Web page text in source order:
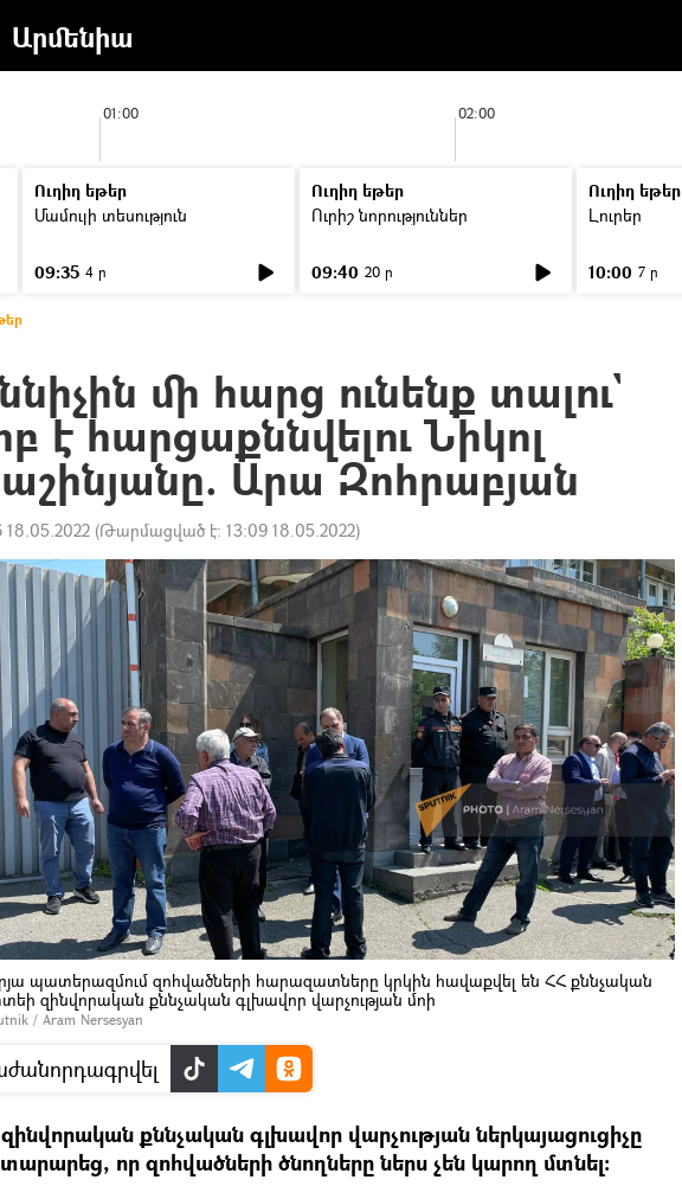
Արմենիա
01:00 02:00
Ուղիղ եթեր
Մամուլի տեսություն
09:35 4 ր
Ուղիղ եթեր
Ուրիշ նորություններ
09:40 20 ր
Ուղիղ եթեր
Լուրեր
10:00 7 ր
մի հարց ունենք տալու`
է հարցաքննվելու Նիկոլ
Արա Զոհրաբյան
18.05.2022 (Թարմացված է: 13:09 18.05.2022)
պատերազմում զոհվածների հարազատները կրկին հավաքվել են ՀՀ քննչական
զինվորական քննչական գլխավոր վարչության մոի
/ Aram Nersesyan
քննչական գլխավոր վարչության ներկայացուցիչը
որ զոհվածների ծնողները ներս չեն կարող մտնել։